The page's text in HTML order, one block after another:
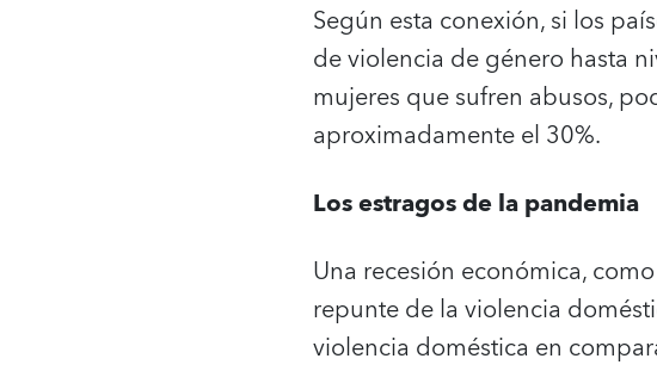
Según esta conexión, si los
de violencia de género hasta
mujeres que sufren abusos,
aproximadamente el 30%.
Los estragos de la pandemia
Una recesión económica,
repunte de la violencia
violencia doméstica en